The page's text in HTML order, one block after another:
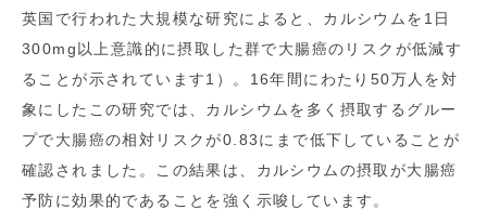
英国で行われた大規模な研究によると、カルシウムを1日
300mg以上意識的に摂取した群で大腸癌のリスクが低減す
ることが示されています1） 。16年間にわたり50万人を対
象にしたこの研究では、カルシウムを多く摂取するグルー
プで大腸癌の相対リスクが0.83にまで低下していることが
確認されました。この結果は、カルシウムの摂取が大腸癌
予防に効果的であることを強く示唆しています。